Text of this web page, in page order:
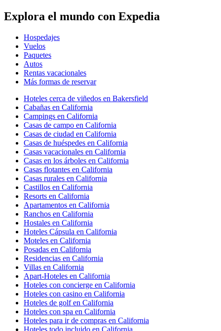
Explora el mundo con Expedia
Hospedajes
Vuelos
Paquetes
Autos
Rentas vacacionales
Más formas de reservar
Hoteles cerca de viñedos en Bakersfield
Cabañas en California
Campings en California
Casas de campo en California
Casas de ciudad en California
Casas de huéspedes en California
Casas vacacionales en California
Casas en los árboles en California
Casas flotantes en California
Casas rurales en California
Castillos en California
Resorts en California
Apartamentos en California
Ranchos en California
Hostales en California
Hoteles Cápsula en California
Moteles en California
Posadas en California
Residencias en California
Villas en California
Apart-Hoteles en California
Hoteles con concierge en California
Hoteles con casino en California
Hoteles de golf en California
Hoteles con spa en California
Hoteles para ir de compras en California
Hoteles todo incluido en California